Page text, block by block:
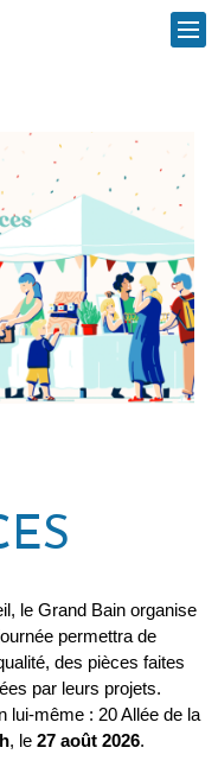
le Grand Bain organise
permettra de
des pièces faites
par leurs projets.
lui-même : 20 Allée de la
, le 27 août 2026.